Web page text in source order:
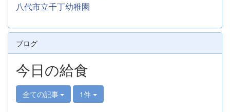
八代市立千丁幼稚園
ブログ
今日の給食
全ての記事 1件